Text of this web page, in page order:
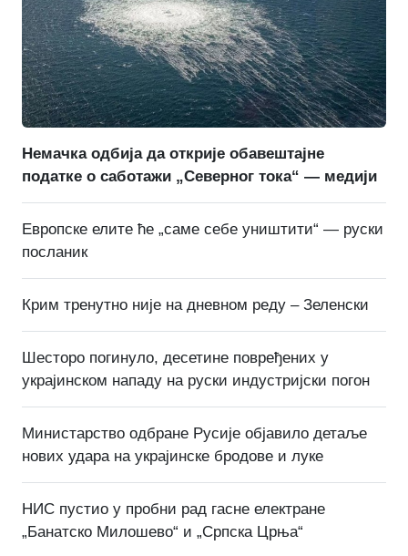
Немачка одбија да открије обавештајне
податке о саботажи „Северног тока“ — медији
Европске елите ће „саме себе уништити“ — руски
посланик
Крим тренутно није на дневном реду – Зеленски
Шесторо погинуло, десетине повређених у
украјинском нападу на руски индустријски погон
Министарство одбране Русије објавило детаље
нових удара на украјинске бродове и луке
НИС пустио у пробни рад гасне електране
„Банатско Милошево“ и „Српска Црња“